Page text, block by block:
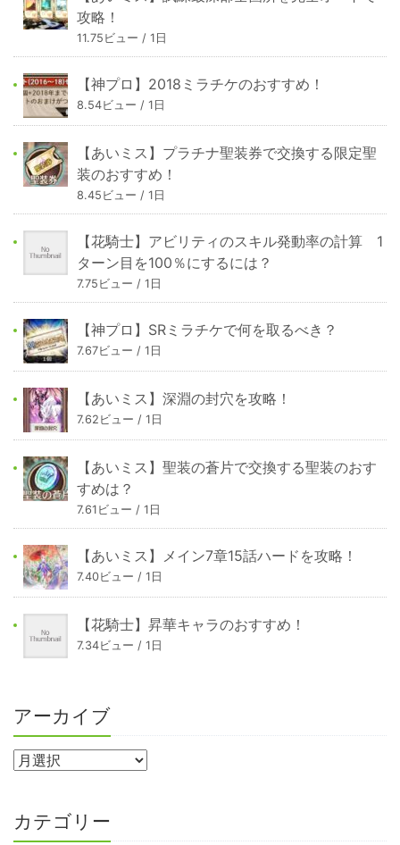
攻略！
11.75ビュー / 1日
【神プロ】2018ミラチケのおすすめ！
8.54ビュー / 1日
【あいミス】プラチナ聖装券で交換する限定聖
装のおすすめ！
8.45ビュー / 1日
【花騎士】アビリティのスキル発動率の計算 1
ターン目を100％にするには？
7.75ビュー / 1日
【神プロ】SRミラチケで何を取るべき？
7.67ビュー / 1日
【あいミス】深淵の封穴を攻略！
7.62ビュー / 1日
【あいミス】聖装の蒼片で交換する聖装のおす
すめは？
7.61ビュー / 1日
【あいミス】メイン7章15話ハードを攻略！
7.40ビュー / 1日
【花騎士】昇華キャラのおすすめ！
7.34ビュー / 1日
アーカイブ
カテゴリー